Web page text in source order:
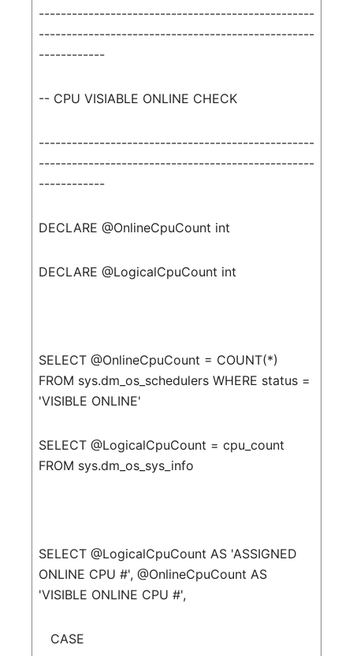
--------------------------------------------------
--------------------------------------------------
------------
-- CPU VISIABLE ONLINE CHECK
--------------------------------------------------
--------------------------------------------------
------------
DECLARE @OnlineCpuCount int
DECLARE @LogicalCpuCount int
SELECT @OnlineCpuCount = COUNT(*)
FROM sys.dm_os_schedulers WHERE status =
'VISIBLE ONLINE'
SELECT @LogicalCpuCount = cpu_count
FROM sys.dm_os_sys_info
SELECT @LogicalCpuCount AS 'ASSIGNED
ONLINE CPU #', @OnlineCpuCount AS
'VISIBLE ONLINE CPU #',
CASE